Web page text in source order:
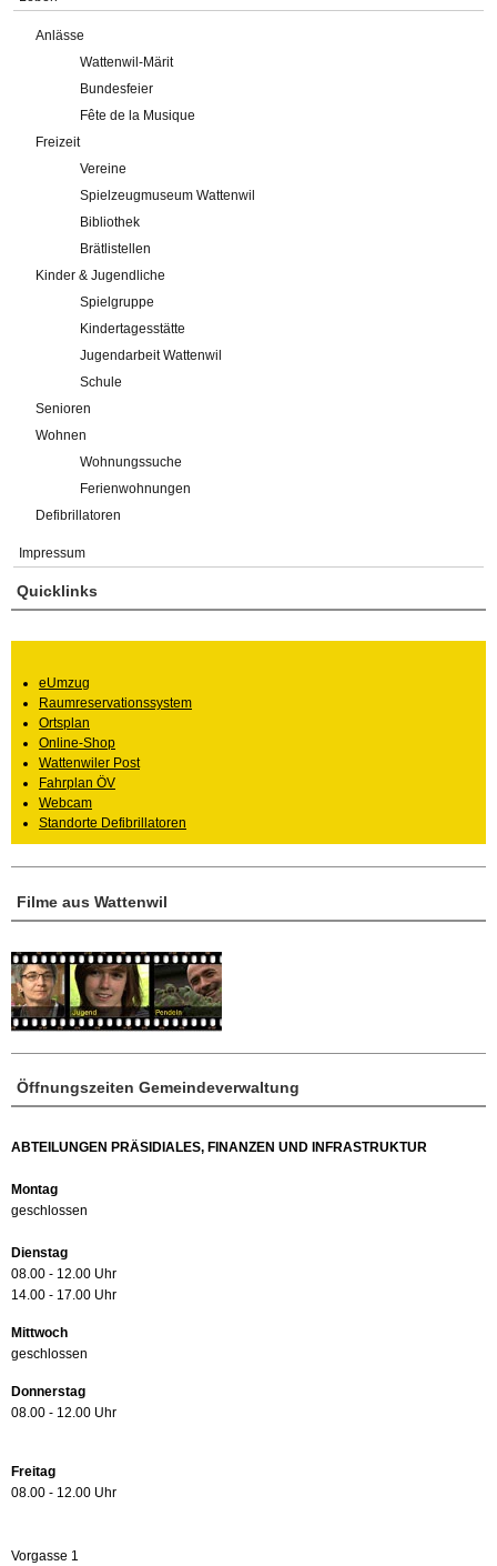
Anlässe
Wattenwil-Märit
Bundesfeier
Fête de la Musique
Freizeit
Vereine
Spielzeugmuseum Wattenwil
Bibliothek
Brätlistellen
Kinder & Jugendliche
Spielgruppe
Kindertagesstätte
Jugendarbeit Wattenwil
Schule
Senioren
Wohnen
Wohnungssuche
Ferienwohnungen
Defibrillatoren
Impressum
Öffnungszeiten Gemeindeverwaltung
ABTEILUNGEN PRÄSIDIALES, FINANZEN UND INFRASTRUKTUR
Montag
geschlossen
Dienstag
08.00 - 12.00 Uhr
14.00 - 17.00 Uhr
Mittwoch
geschlossen
Donnerstag
08.00 - 12.00 Uhr
Freitag
08.00 - 12.00 Uhr
Vorgasse 1
Filme aus Wattenwil
Quicklinks
eUmzug
Raumreservationssystem
Ortsplan
Online-Shop
Wattenwiler Post
Fahrplan ÖV
Webcam
Standorte Defibrillatoren